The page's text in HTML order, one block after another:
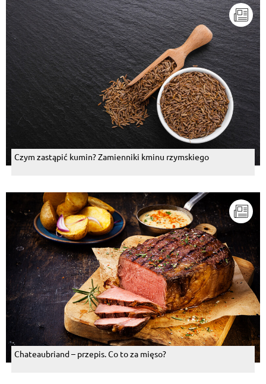
Czym zastąpić kumin? Zamienniki kminu rzymskiego
Chateaubriand – przepis. Co to za mięso?